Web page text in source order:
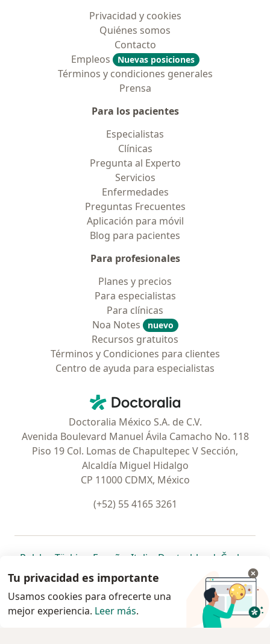
Privacidad y cookies
Quiénes somos
Contacto
Empleos
Nuevas posiciones
Términos y condiciones generales
Prensa
Para los pacientes
Especialistas
Clínicas
Pregunta al Experto
Servicios
Enfermedades
Preguntas Frecuentes
Aplicación para móvil
Blog para pacientes
Para profesionales
Planes y precios
Para especialistas
Para clínicas
Noa Notes
nuevo
Recursos gratuitos
Términos y Condiciones para clientes
Centro de ayuda para especialistas
Doctoralia - Página de inicio
Doctoralia México S.A. de C.V.
Avenida Boulevard Manuel Ávila Camacho No. 118
Piso 19 Col. Lomas de Chapultepec V Sección,
Alcaldía Miguel Hidalgo
CP 11000 CDMX, México
(+52) 55 4165 3261
Polska se abre en una nueva pestaña
Türkiye se abre en una nueva pestaña
España se abre en una nueva pestaña
Italia se abre en una nueva
Deutschlandse abre en
Česko
Portugal
se abre en una nueva pestaña
México se abre en una nueva pestaña
Chile se abre en una nueva pestaña
Brasil se abre en una nueva
se abre en
se
se abre en una nueva
www.doctoralia.com.mx © 2026 - Encuentra tu
Tu privacidad es importante
Usamos cookies para ofrecerte una
mejor experiencia. Leer más.